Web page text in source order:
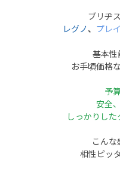
ブリヂ
レグノ 、 プレ
基本性
お手頃価格
予
安全
しっかりした
こん
相性ピッ